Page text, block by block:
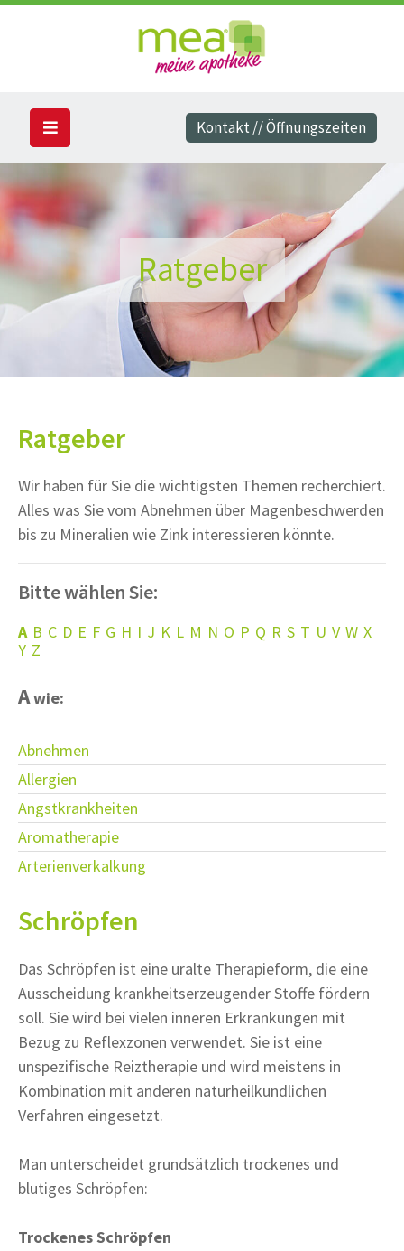
Ratgeber
Ratgeber
Wir haben für Sie die wichtigsten Themen recherchiert.
Alles was Sie vom Abnehmen über Magenbeschwerden
bis zu Mineralien wie Zink interessieren könnte.
Bitte wählen Sie:
A B C D E F G H I J K L M N O P Q R S T U V W X
Y Z
Awie:
Abnehmen
Allergien
Angstkrankheiten
Aromatherapie
Arterienverkalkung
Schröpfen
Das Schröpfen ist eine uralte Therapieform, die eine
Ausscheidung krankheitserzeugender Stoffe fördern
soll. Sie wird bei vielen inneren Erkrankungen mit
Bezug zu Reflexzonen verwendet. Sie ist eine
unspezifische Reiztherapie und wird meistens in
Kombination mit anderen naturheilkundlichen
Verfahren eingesetzt.
Man unterscheidet grundsätzlich trockenes und
blutiges Schröpfen:
Trockenes Schröpfen
Kontakt // Öffnungszeiten